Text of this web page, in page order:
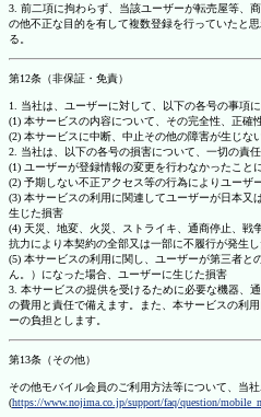
3. 前二項に拘わらず、当該ユーザーが転売屋等、
の他不正な目的を有して複数登録を行っていたと
る。
第12条（非保証・免責）
1. 当社は、ユーザーに対して、以下の各号の事項
(1) 本サービスの内容について、その完全性、正確
(2) 本サービスに中断、中止その他の障害が生じな
2. 当社は、以下の各号の損害について、一切の責任
(1) ユーザーが登録情報の変更を行わなかったこと
(2) 予期しない不正アクセス等の行為によりユーザ
(3) 本サービスの利用に関連してユーザーが日本又
生じた損害
(4) 天災、地変、火災、ストライキ、通商停止、戦
抗力により本契約の全部又は一部に不履行が発生
(5) 本サービスの利用に関し、ユーザーが第三者と
ん。）になった場合、ユーザーに生じた損害
3. 本サービスの提供を受けるために必要な機器、
の費用と責任で備えます。また、本サービスの利
ーの負担とします。
第13条（その他）
その他モバイル会員のご利用方法等について、当
(https://www.nojima.co.jp/support/faq/question/